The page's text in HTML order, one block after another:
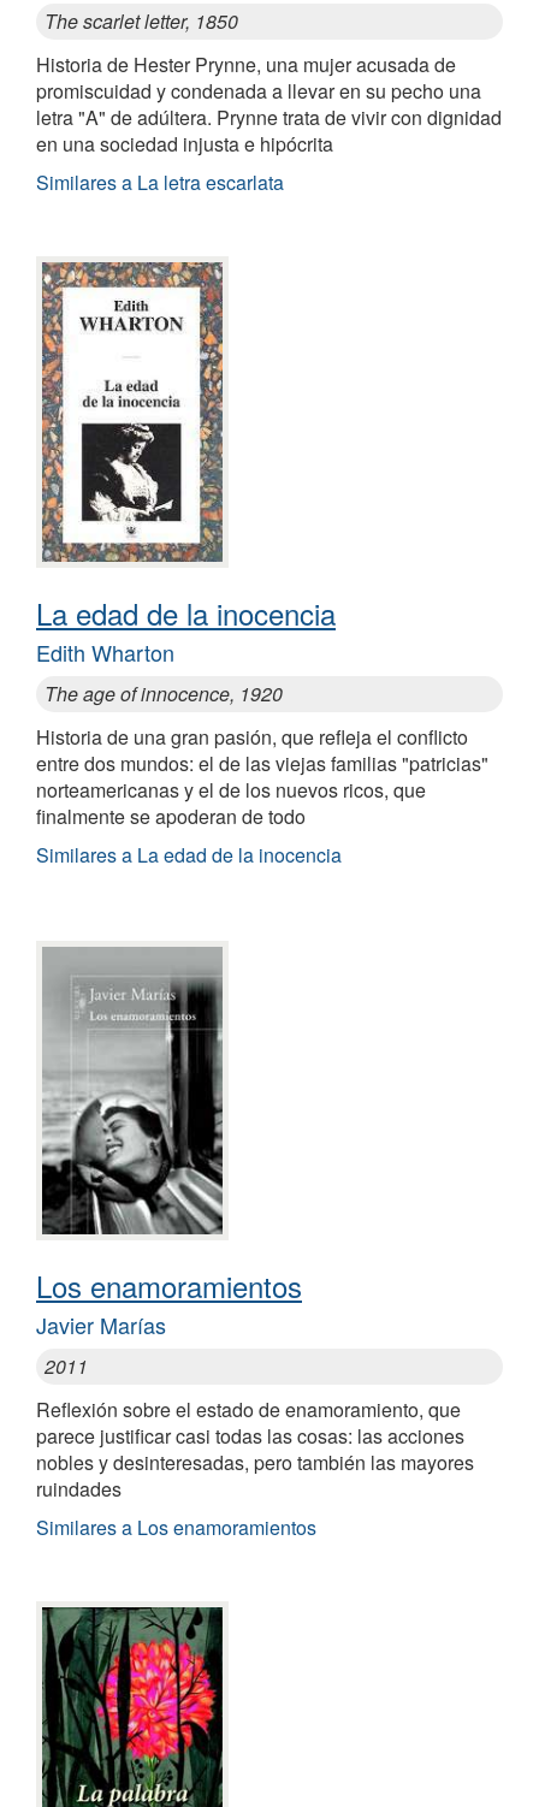
The scarlet letter, 1850
Historia de Hester Prynne, una mujer acusada de
promiscuidad y condenada a llevar en su pecho una
letra "A" de adúltera. Prynne trata de vivir con dignidad
en una sociedad injusta e hipócrita
Similares a La letra escarlata
La edad de la inocencia
Edith Wharton
The age of innocence, 1920
Historia de una gran pasión, que refleja el conflicto
entre dos mundos: el de las viejas familias "patricias"
norteamericanas y el de los nuevos ricos, que
finalmente se apoderan de todo
Similares a La edad de la inocencia
Los enamoramientos
Javier Marías
2011
Reflexión sobre el estado de enamoramiento, que
parece justificar casi todas las cosas: las acciones
nobles y desinteresadas, pero también las mayores
ruindades
Similares a Los enamoramientos